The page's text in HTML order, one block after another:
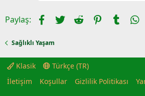
Paylaş: Facebook
TwitterReddit Pinterest
Tumblr
Sağlıklı Yaşam
Klasik
Türkçe (TR)
İletişim
Koşullar Gizlilik Politikası